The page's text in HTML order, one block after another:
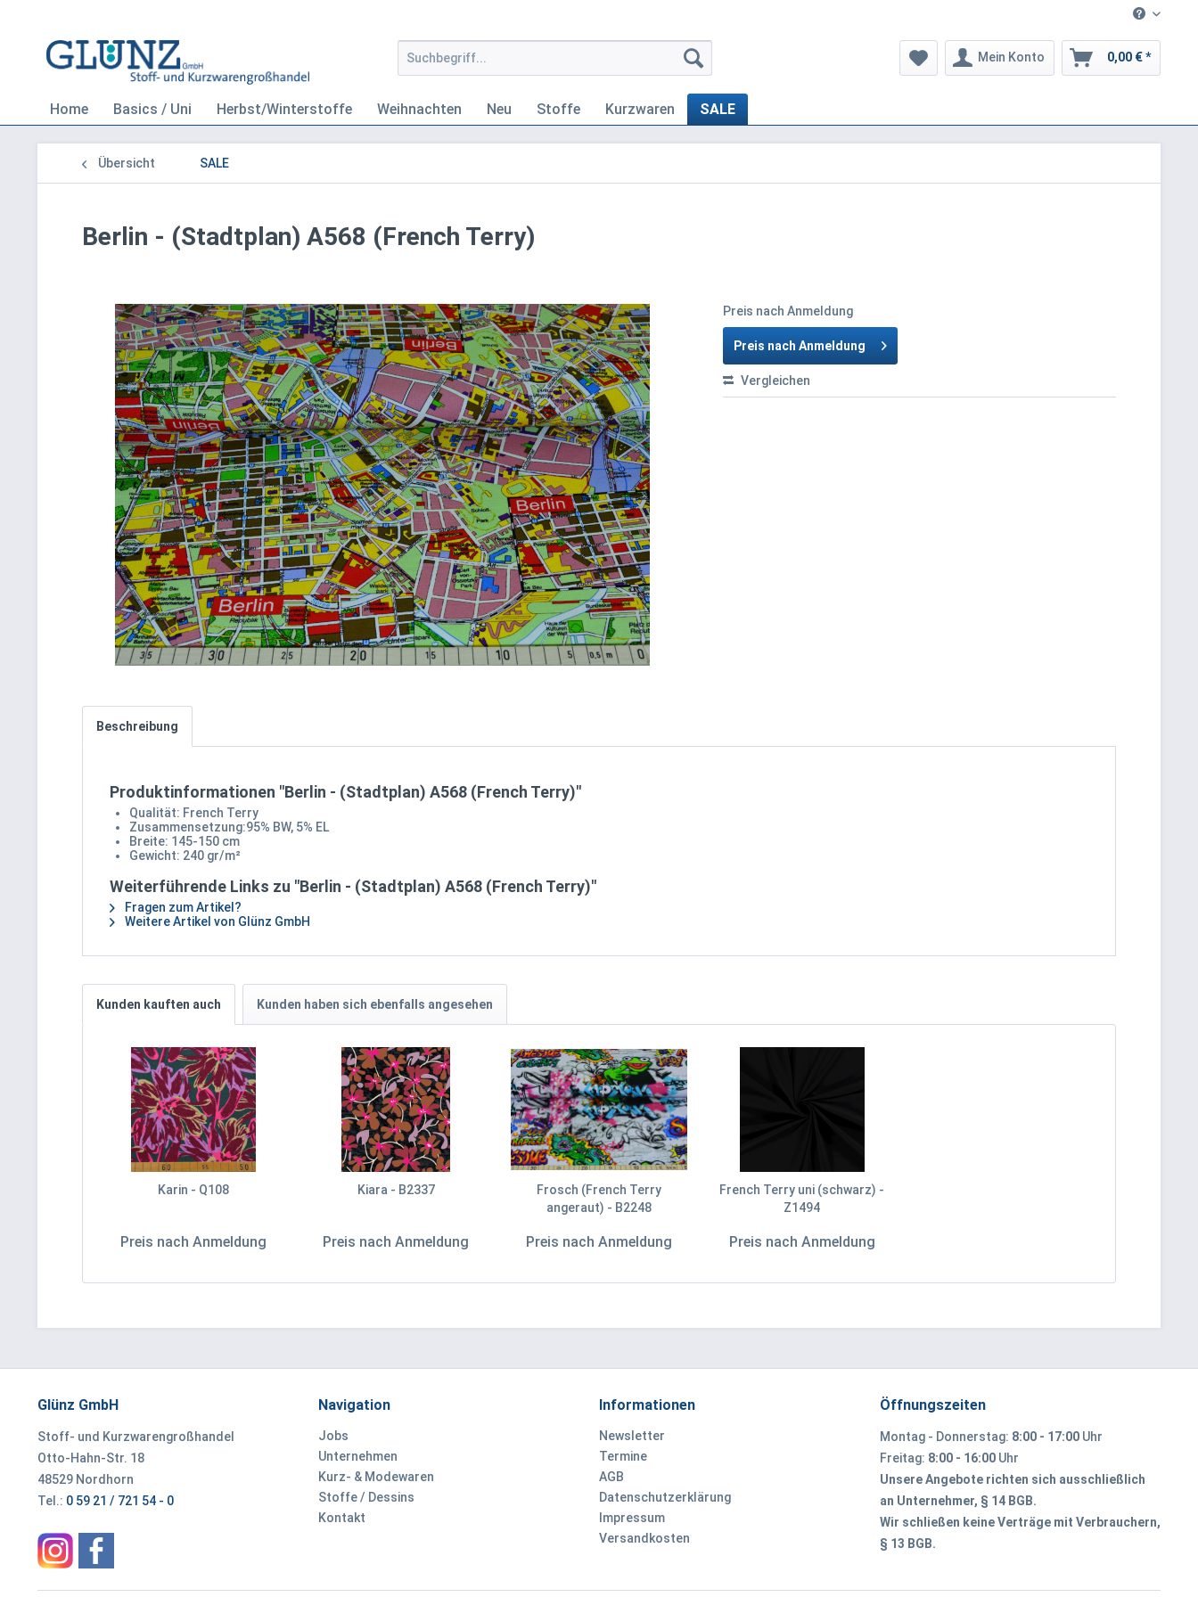
Mein Konto 0,00 € *
Home Basics / Uni Herbst/Winterstoffe Weihnachten Neu Stoffe Kurzwaren SALE
Übersicht SALE
Berlin - (Stadtplan) A568 (French Terry)
Preis nach Anmeldung
Preis nach Anmeldung
Vergleichen
Beschreibung
Produktinformationen "Berlin - (Stadtplan) A568 (French Terry)"
Qualität: French Terry
Zusammensetzung:95% BW, 5% EL
Breite: 145-150 cm
Gewicht: 240 gr/m²
Weiterführende Links zu "Berlin - (Stadtplan) A568 (French Terry)"
Fragen zum Artikel?
Weitere Artikel von Glünz GmbH
Kunden kauften auch Kunden haben sich ebenfalls angesehen
Karin - Q108
Preis nach Anmeldung
Kiara - B2337
Preis nach Anmeldung
Frosch (French Terry
angeraut) - B2248
Preis nach Anmeldung
French Terry uni (schwarz) -
Z1494
Preis nach Anmeldung
Glünz GmbH
Stoff- und Kurzwarengroßhandel
Otto-Hahn-Str. 18
48529 Nordhorn
Tel.: 0 59 21 / 721 54 - 0
Navigation
Jobs
Unternehmen
Kurz- & Modewaren
Stoffe / Dessins
Kontakt
Informationen
Newsletter
Termine
AGB
Datenschutzerklärung
Impressum
Versandkosten
Öffnungszeiten
Montag - Donnerstag: 8:00 - 17:00 Uhr
Freitag: 8:00 - 16:00 Uhr
Unsere Angebote richten sich ausschließlich
an Unternehmer, § 14 BGB.
Wir schließen keine Verträge mit Verbrauchern,
§ 13 BGB.